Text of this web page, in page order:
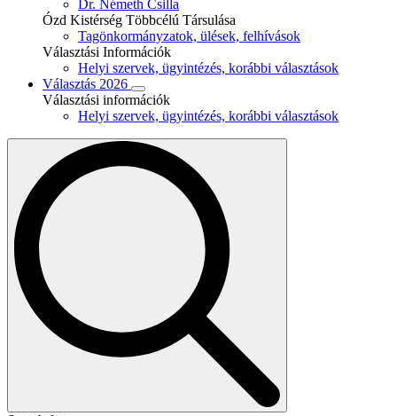
Dr. Németh Csilla
Ózd Kistérség Többcélú Társulása
Tagönkormányzatok, ülések, felhívások
Választási Információk
Helyi szervek, ügyintézés, korábbi választások
Választás 2026
Választási információk
Helyi szervek, ügyintézés, korábbi választások